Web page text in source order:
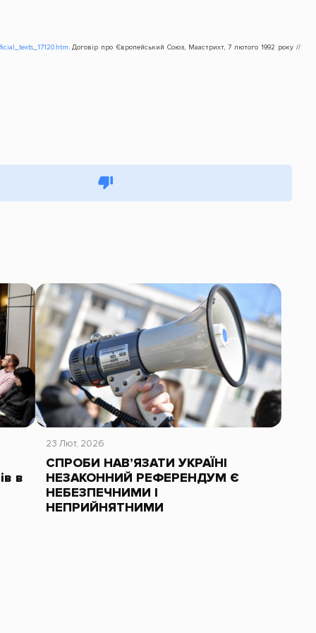
. Договір про Європейський Союз, Маастрихт, 7 лютого 1992 року //
в
23 Лют, 2026
СПРОБИ НАВ’ЯЗАТИ УКРАЇНІ
НЕЗАКОННИЙ РЕФЕРЕНДУМ Є
НЕБЕЗПЕЧНИМИ І
НЕПРИЙНЯТНИМИ